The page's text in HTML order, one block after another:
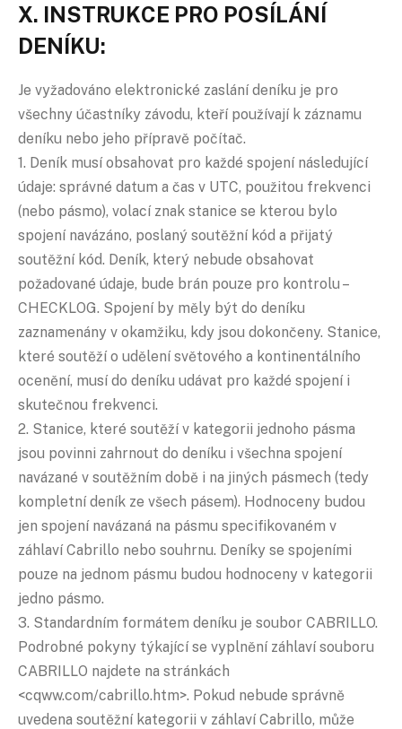
X. INSTRUKCE PRO POSÍLÁNÍ
DENÍKU:
Je vyžadováno elektronické zaslání deníku je pro
všechny účastníky závodu, kteří používají k záznamu
deníku nebo jeho přípravě počítač.
1. Deník musí obsahovat pro každé spojení následující
údaje: správné datum a čas v UTC, použitou frekvenci
(nebo pásmo), volací znak stanice se kterou bylo
spojení navázáno, poslaný soutěžní kód a přijatý
soutěžní kód. Deník, který nebude obsahovat
požadované údaje, bude brán pouze pro kontrolu –
CHECKLOG. Spojení by měly být do deníku
zaznamenány v okamžiku, kdy jsou dokončeny. Stanice,
které soutěží o udělení světového a kontinentálního
ocenění, musí do deníku udávat pro každé spojení i
skutečnou frekvenci.
2. Stanice, které soutěží v kategorii jednoho pásma
jsou povinni zahrnout do deníku i všechna spojení
navázané v soutěžním době i na jiných pásmech (tedy
kompletní deník ze všech pásem). Hodnoceny budou
jen spojení navázaná na pásmu specifikovaném v
záhlaví Cabrillo nebo souhrnu. Deníky se spojeními
pouze na jednom pásmu budou hodnoceny v kategorii
jedno pásmo.
3. Standardním formátem deníku je soubor CABRILLO.
Podrobné pokyny týkající se vyplnění záhlaví souboru
CABRILLO najdete na stránkách
<cqww.com/cabrillo.htm>. Pokud nebude správně
uvedena soutěžní kategorii v záhlaví Cabrillo, může